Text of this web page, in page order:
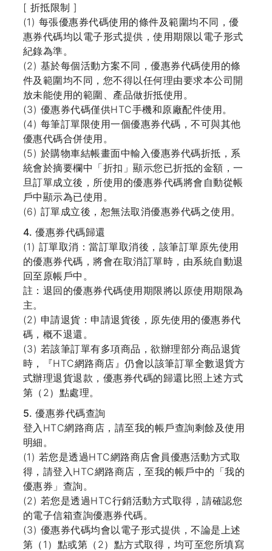
[ 折抵限制 ]
(1) 每張優惠券代碼使用的條件及範圍均不同，優
惠券代碼均以電子形式提供，使用期限以電子形式
紀錄為準。
(2) 基於每個活動方案不同，優惠券代碼使用的條
件及範圍均不同，您不得以任何理由要求本公司開
放未能使用的範圍、產品做折抵使用。
(3) 優惠券代碼僅供HTC手機和原廠配件使用。
(4) 每筆訂單限使用一個優惠券代碼，不可與其他
優惠代碼合併使用。
(5) 於購物車結帳畫面中輸入優惠券代碼折抵，系
統會於摘要欄中「折扣」顯示您已折抵的金額，一
旦訂單成立後，所使用的優惠券代碼將會自動從帳
戶中顯示為已使用。
(6) 訂單成立後，恕無法取消優惠券代碼之使用。
4. 優惠券代碼歸還
(1) 訂單取消：當訂單取消後，該筆訂單原先使用
的優惠券代碼，將會在取消訂單時，由系統自動退
回至原帳戶中。
註：退回的優惠券代碼使用期限將以原使用期限為
主。
(2) 申請退貨：申請退貨後，原先使用的優惠券代
碼，概不退還。
(3) 若該筆訂單有多項商品，欲辦理部分商品退貨
時，『HTC網路商店』仍會以該筆訂單全數退貨方
式辦理退貨退款，優惠券代碼的歸還比照上述方式
第（2）點處理。
5. 優惠券代碼查詢
登入HTC網路商店，請至我的帳戶查詢剩餘及使用
明細。
(1) 若您是透過HTC網路商店會員優惠活動方式取
得，請登入HTC網路商店，至我的帳戶中的「我的
優惠券」查詢。
(2) 若您是透過HTC行銷活動方式取得，請確認您
的電子信箱查詢優惠券代碼。
(3) 優惠券代碼均會以電子形式提供，不論是上述
第（1）點或第（2）點方式取得，均可至您所填寫